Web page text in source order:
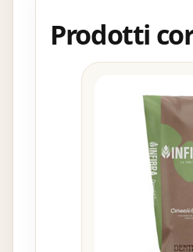
Prodotti